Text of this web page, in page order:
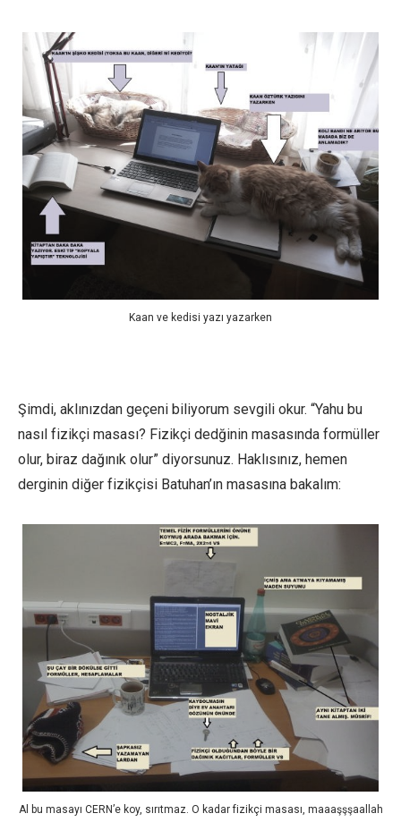
Kaan ve kedisi yazı yazarken
Şimdi, aklınızdan geçeni biliyorum sevgili okur. “Yahu bu
nasıl fizikçi masası? Fizikçi dedğinin masasında formüller
olur, biraz dağınık olur” diyorsunuz. Haklısınız, hemen
derginin diğer fizikçisi Batuhan’ın masasına bakalım:
Al bu masayı CERN’e koy, sırıtmaz. O kadar fizikçi masası, maaaşşşaallah